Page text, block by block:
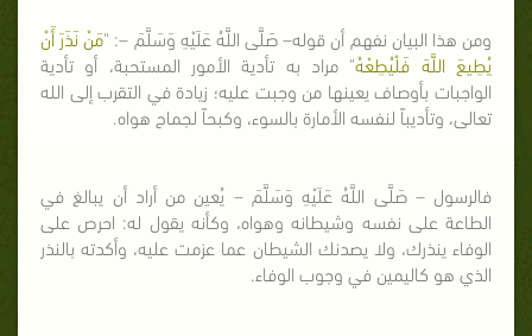
ومن هذا البيان نفهم أن قوله– صَلَّى اللَّهُ عَلَيْهِ وَسَلَّمَ –: "مَنْ نَذَرَ أَنْ
يُطِيعَ اللَّهَ فَلْيُطِعْهُ" مراد به تأدية الأمور المستحبة، أو تأدية
الواجبات بأوصاف يعينها من وجبت عليه؛ زيادة في التقرب إلى الله
تعالى، وتأديباً لنفسه الأمارة بالسوء، وكبحاً لجماح هواه.
فالرسول – صَلَّى اللَّهُ عَلَيْهِ وَسَلَّمَ – يُعين من أراد أن يبالغ في
الطاعة على نفسه وشيطانه وهواه، وكأنه يقول له: احرص على
الوفاء ينذرك، ولا يصدنك الشيطان عما عزمت عليه، وأكدته بالنذر
الذي هو كاليمين في وجوب الوفاء.